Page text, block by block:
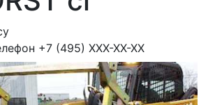
+7 (495) XXX-XX-XX